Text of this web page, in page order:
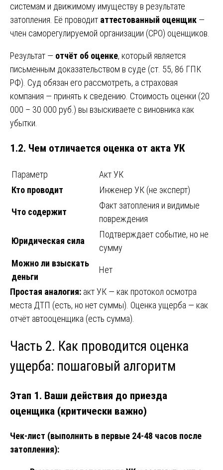
системам и движимому имуществу в результате
затопления. Её проводит аттестованный оценщик —
член саморегулируемой организации (СРО) оценщиков.
Результат — отчёт об оценке, который является
письменным доказательством в суде (ст. 55, 86 ГПК
РФ). Суд обязан его рассмотреть, а страховая
компания — принять к сведению. Стоимость оценки (20
000 – 30 000 руб.) вы взыскиваете с виновника как
убытки.
1.2. Чем отличается оценка от акта УК
Параметр Акт УК
Кто проводит
Инженер УК (не эксперт)
Что содержит
Факт затопления и видимые
повреждения
Юридическая сила
Подтверждает событие, но не
сумму
Можно ли взыскать
деньги
Нет
Простая аналогия: акт УК — как протокол осмотра
места ДТП (есть, но нет суммы). Оценка ущерба — как
отчёт автооценщика (есть сумма).
Часть 2. Как проводится оценка
ущерба: пошаговый алгоритм
Этап 1. Ваши действия до приезда
оценщика (критически важно)
Чек-лист (выполнить в первые 24-48 часов после
затопления):